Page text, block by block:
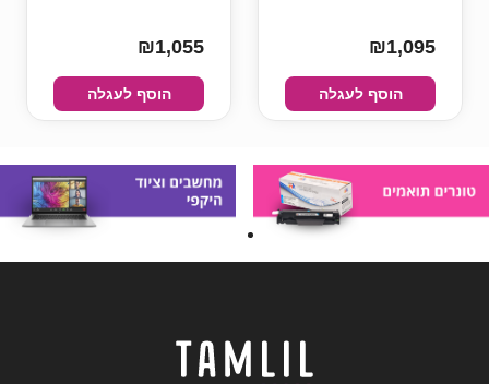
₪1,095
הוסף לעגלה
₪1,055
הוסף לעגלה